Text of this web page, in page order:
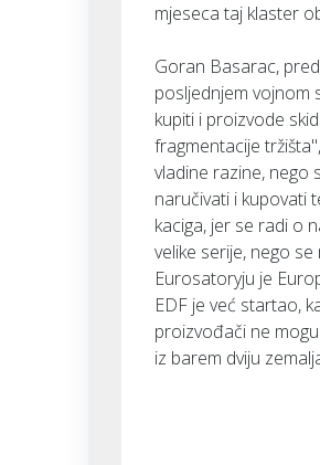
mjeseca taj klaster
Goran Basarac,
posljednjem vojnom
kupiti i proizvode
fragmentacije
vladine razine, nego
naručivati i kupovati
kaciga, jer se radi o
velike serije, nego
Eurosatoryju je
EDF je već startao,
proizvođači ne
iz barem dviju